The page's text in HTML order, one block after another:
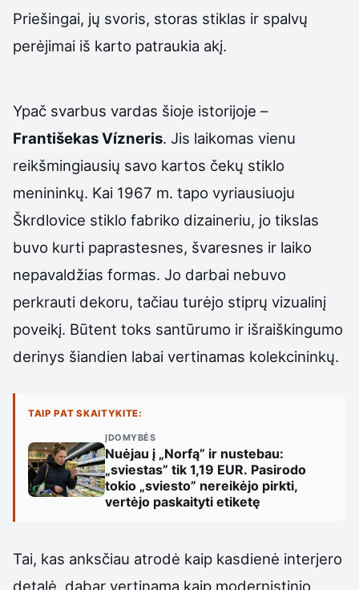
Priešingai, jų svoris, storas stiklas ir spalvų
perėjimai iš karto patraukia akį.
Ypač svarbus vardas šioje istorijoje –
Františekas Vízneris. Jis laikomas vienu
reikšmingiausių savo kartos čekų stiklo
menininkų. Kai 1967 m. tapo vyriausiuoju
Škrdlovice stiklo fabriko dizaineriu, jo tikslas
buvo kurti paprastesnes, švaresnes ir laiko
nepavaldžias formas. Jo darbai nebuvo
perkrauti dekoru, tačiau turėjo stiprų vizualinį
poveikį. Būtent toks santūrumo ir išraiškingumo
derinys šiandien labai vertinamas kolekcininkų.
TAIP PAT SKAITYKITE:
ĮDOMYBĖS
Nuėjau į „Norfą” ir nustebau:
„sviestas” tik 1,19 EUR. Pasirodo
tokio „sviesto” nereikėjo pirkti,
vertėjo paskaityti etiketę
Tai, kas anksčiau atrodė kaip kasdienė interjero
detalė, dabar vertinama kaip modernistinio